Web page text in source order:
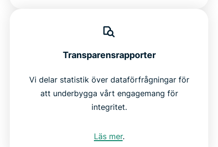
Transparensrapporter
Vi delar statistik över dataförfrågningar för
att underbygga vårt engagemang för
integritet.
Läs mer.